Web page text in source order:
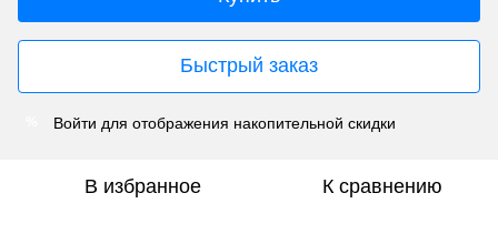
Быстрый заказ
Войти для отображения накопительной скидки
В избранное К сравнению